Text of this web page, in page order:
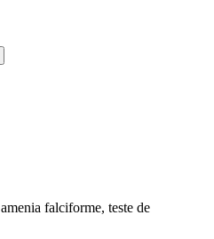
amenia falciforme, teste de